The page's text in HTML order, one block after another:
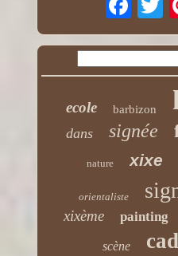
ecole barbizon
dans signée
nature xixe
orientaliste
xixème painting
scène